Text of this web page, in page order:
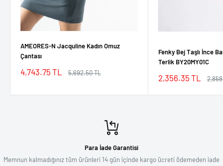
AMEORES-N Jacquline Kadın Omuz
Çantası
İndirimli
4,743.75 TL
Normal
5,692.50 TL
Fenky Bej Taşlı İnce
Terlik BY20MY01C
İndirimli
2,356.35 TL
Para İade Garantisi
Memnun kalmadığınız tüm ürünleri 14 gün içinde kargo ücreti ödemeden iade